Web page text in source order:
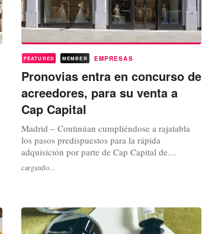
FEATURED MEMBER EMPRESAS
Pronovias entra en concurso de
acreedores, para su venta a
Cap Capital
Madrid – Continúan cumpliéndose a rajatabla
los pasos predispuestos para la rápida
adquisición por parte de Cap Capital de
Pronovias. Compañía de referencia, a escala
global, dentro del sector de la moda nupcial,
marco del procedimiento de “pre-pack”
concursal que...
cargando...